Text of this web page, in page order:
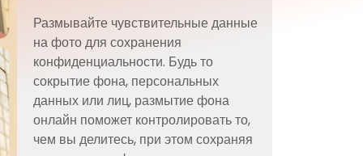
Размывайте чувствительные данные
на фото для сохранения
конфиденциальности. Будь то
сокрытие фона, персональных
данных или лиц, размытие фона
онлайн поможет контролировать то,
чем вы делитесь, при этом сохраняя